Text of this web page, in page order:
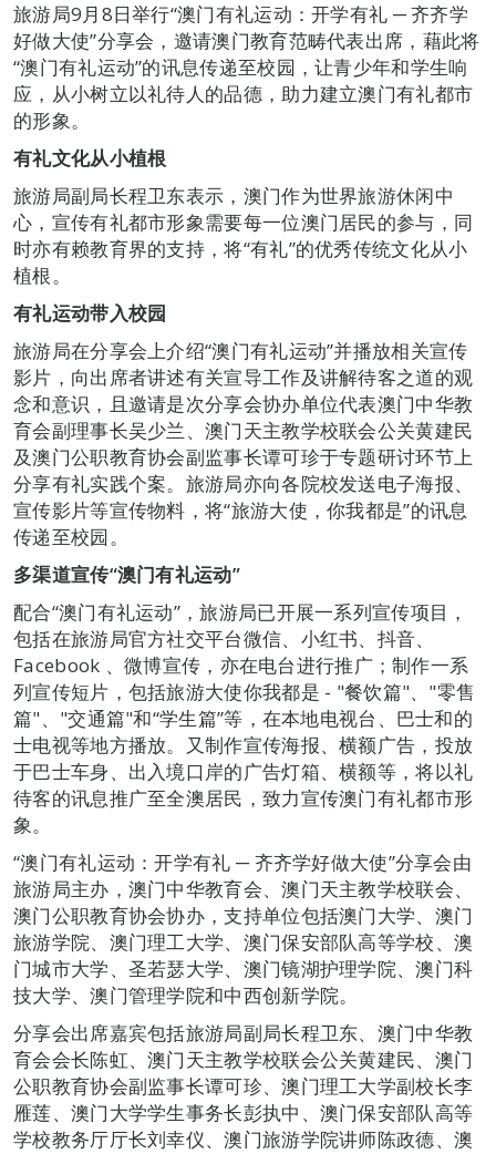
旅游局9月8日举行“澳门有礼运动：开学有礼 ─ 齐齐学
好做大使”分享会，邀请澳门教育范畴代表出席，藉此将
“澳门有礼运动”的讯息传递至校园，让青少年和学生响
应，从小树立以礼待人的品德，助力建立澳门有礼都市
的形象。
有礼文化从小植根
旅游局副局长程卫东表示，澳门作为世界旅游休闲中
心，宣传有礼都市形象需要每一位澳门居民的参与，同
时亦有赖教育界的支持，将“有礼”的优秀传统文化从小
植根。
有礼运动带入校园
旅游局在分享会上介绍“澳门有礼运动”并播放相关宣传
影片，向出席者讲述有关宣导工作及讲解待客之道的观
念和意识，且邀请是次分享会协办单位代表澳门中华教
育会副理事长吴少兰、澳门天主教学校联会公关黄建民
及澳门公职教育协会副监事长谭可珍于专题研讨环节上
分享有礼实践个案。旅游局亦向各院校发送电子海报、
宣传影片等宣传物料，将“旅游大使，你我都是”的讯息
传递至校园。
多渠道宣传“澳门有礼运动”
配合“澳门有礼运动”，旅游局已开展一系列宣传项目，
包括在旅游局官方社交平台微信、小红书、抖音、
Facebook 、微博宣传，亦在电台进行推广；制作一系
列宣传短片，包括旅游大使你我都是 - "餐饮篇"、"零售
篇"、"交通篇"和“学生篇”等，在本地电视台、巴士和的
士电视等地方播放。又制作宣传海报、横额广告，投放
于巴士车身、出入境口岸的广告灯箱、横额等，将以礼
待客的讯息推广至全澳居民，致力宣传澳门有礼都市形
象。
“澳门有礼运动：开学有礼 ─ 齐齐学好做大使”分享会由
旅游局主办，澳门中华教育会、澳门天主教学校联会、
澳门公职教育协会协办，支持单位包括澳门大学、澳门
旅游学院、澳门理工大学、澳门保安部队高等学校、澳
门城市大学、圣若瑟大学、澳门镜湖护理学院、澳门科
技大学、澳门管理学院和中西创新学院。
分享会出席嘉宾包括旅游局副局长程卫东、澳门中华教
育会会长陈虹、澳门天主教学校联会公关黄建民、澳门
公职教育协会副监事长谭可珍、澳门理工大学副校长李
雁莲、澳门大学学生事务长彭执中、澳门保安部队高等
学校教务厅厅长刘幸仪、澳门旅游学院讲师陈政德、澳